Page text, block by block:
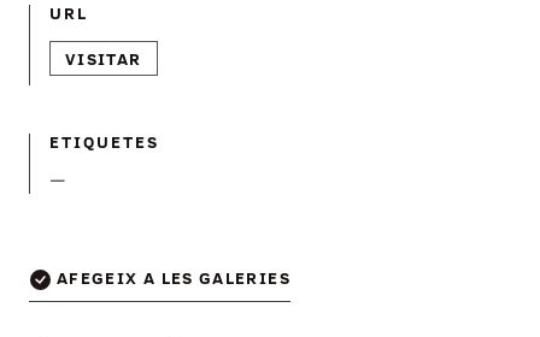
URL
VISITAR
ETIQUETES
—
AFEGEIX A LES GALERIES